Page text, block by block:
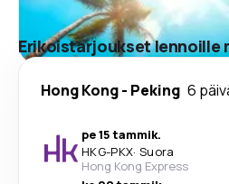
Erikoistarjoukset lennoille
Hong Kong- Peking 6
pe 15 tammik.
HKG-PKX· Suora
Hong Kong Express